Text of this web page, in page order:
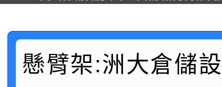
懸臂式料架販售(低中
駛入式料架販售可依需
懸臂架:洲大倉儲